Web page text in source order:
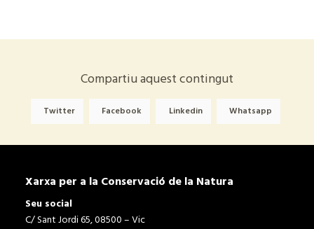
Compartiu aquest contingut
Twitter Facebook Linkedin Whatsapp
Xarxa per a la Conservació de la Natura
Seu social
C/ Sant Jordi 65, 08500 – Vic